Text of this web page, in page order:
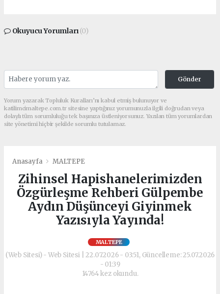
Okuyucu Yorumları(0)
Gönder
Yorum yazarak Topluluk Kuralları’nı kabul etmiş bulunuyor ve
katilimcimaltepe.com.tr sitesine yaptığınız yorumunuzla ilgili doğrudan veya
dolaylı tüm sorumluluğu tek başınıza üstleniyorsunuz. Yazılan tüm yorumlardan
site yönetimi hiçbir şekilde sorumlu tutulamaz.
Anasayfa MALTEPE
Zihinsel Hapishanelerimizden
Özgürleşme Rehberi Gülpembe
Aydın Düşünceyi Giyinmek
Yazısıyla Yayında!
MALTEPE
(Web Sitesi) - Web Sitesi | 22.07.2026 - 03:51, Güncelleme: 25.07.2026
- 01:39
14764 kez okundu.